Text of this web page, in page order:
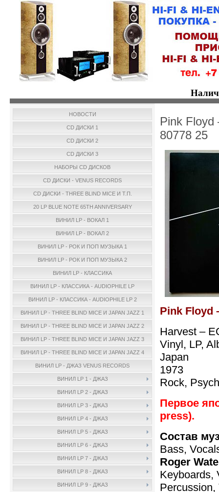
НОВОСТИ
CD ДИСКИ 1
CD ДИСКИ 2
CD ДИСКИ 3
НАБОРЫ CD ДИСКОВ
CD ДИСКИ - VENUS RECORDS
CD ДИСКИ - THREE BLIND MICE И Т.П.
20 LP BLUE NOTE 65TH ANNIVERSARY
ВИНИЛ LP - ВОКАЛ 1
ВИНИЛ LP - ВОКАЛ 2
ВИНИЛ LP - РОК И ПОП МУЗЫКА 1
ВИНИЛ LP - РОК И ПОП МУЗЫКА 2
ВИНИЛ LP - КЛАССИКА
ВИНИЛ LP - КЛАССИКА - AUDIOPHILE LP
ВИНИЛ LP - КЛАССИКА - AUDIOPHILE LP 2
ВИНИЛ LP - THREE BLIND MICE И JAPAN JAZZ 1
ВИНИЛ LP - THREE BLIND MICE И JAPAN JAZZ 2
ВИНИЛ LP - THREE BLIND MICE И JAPAN JAZZ 3
ВИНИЛ LP - THREE BLIND MICE И JAPAN JAZZ 4
ВИНИЛ LP - ДЖАЗ VENUS RECORDS
ВИНИЛ LP 1 - ДЖАЗ
ВИНИЛ LP 2 - ДЖАЗ
ВИНИЛ LP 3 - ДЖАЗ
ВИНИЛ LP 4 - ДЖАЗ
ВИНИЛ LP 5 - ДЖАЗ
ВИНИЛ LP 6 - ДЖАЗ
ВИНИЛ LP 7 - ДЖАЗ
ВИНИЛ LP 8 - ДЖАЗ
ВИНИЛ LP 9 - ДЖАЗ
Pink Floyd
80778 25
Pink Floyd
Harvest –
Vinyl, LP,
Japan
1973
Rock,
Первое
press).
Состав
Bass,
Roger
Keyboards,